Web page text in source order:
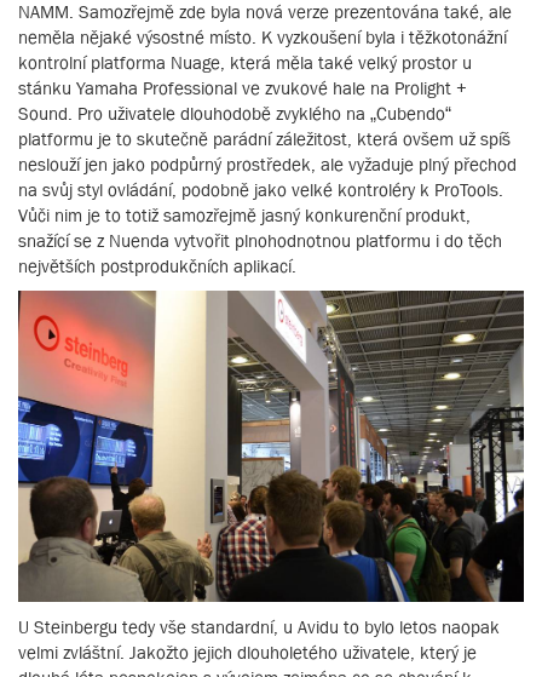
NAMM. Samozřejmě zde byla nová verze prezentována také, ale
neměla nějaké výsostné místo. K vyzkoušení byla i těžkotonážní
kontrolní platforma Nuage, která měla také velký prostor u
stánku Yamaha Professional ve zvukové hale na Prolight +
Sound. Pro uživatele dlouhodobě zvyklého na „Cubendo“
platformu je to skutečně parádní záležitost, která ovšem už spíš
neslouží jen jako podpůrný prostředek, ale vyžaduje plný přechod
na svůj styl ovládání, podobně jako velké kontroléry k ProTools.
Vůči nim je to totiž samozřejmě jasný konkurenční produkt,
snažící se z Nuenda vytvořit plnohodnotnou platformu i do těch
největších postprodukčních aplikací.
U Steinbergu tedy vše standardní, u Avidu to bylo letos naopak
velmi zvláštní. Jakožto jejich dlouholetého uživatele, který je